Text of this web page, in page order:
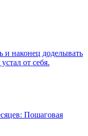
и наконец доделывать
от себя.
Пошаговая